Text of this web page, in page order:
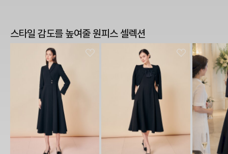
스타일 감도를 높여줄 원피스 셀렉션